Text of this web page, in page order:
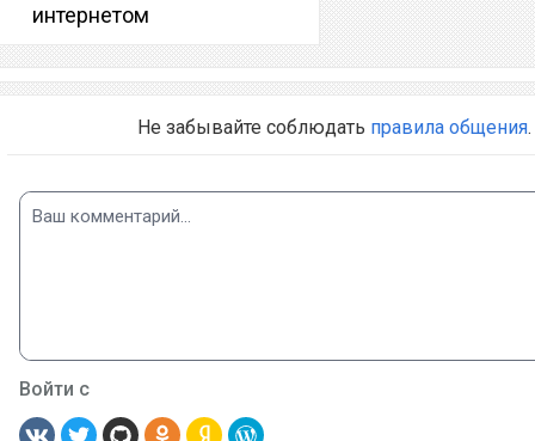
интернетом
Не забывайте соблюдать правила общения.
Войти с